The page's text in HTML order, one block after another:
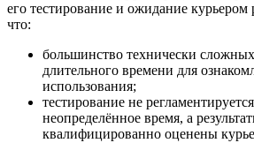
его тестирование и ожидание курьером
что:
большинство технически сложных
длительного времени для
использования;
тестирование не
неопределённое время, а
квалифицированно оценены